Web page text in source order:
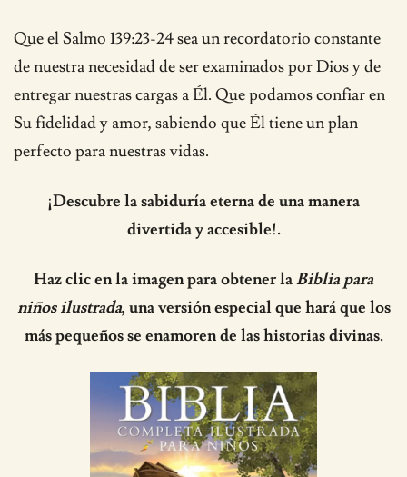
Que el Salmo 139:23-24 sea un recordatorio constante
de nuestra necesidad de ser examinados por Dios y de
entregar nuestras cargas a Él. Que podamos confiar en
Su fidelidad y amor, sabiendo que Él tiene un plan
perfecto para nuestras vidas.
¡Descubre la sabiduría eterna de una manera
divertida y accesible!.
Haz clic en la imagen para obtener laBiblia para
niños ilustrada, una versión especial que hará que los
más pequeños se enamoren de las historias divinas.